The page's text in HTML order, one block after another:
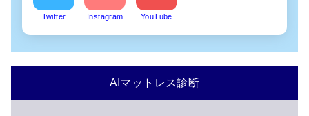
Twitter Instagram YouTube
AIマットレス診断